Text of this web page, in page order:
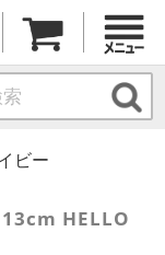
ビー
HELLO